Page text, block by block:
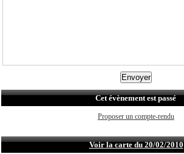
Cet évènement est passé
Proposer un compte-rendu
Voir la carte du 20/02/2010